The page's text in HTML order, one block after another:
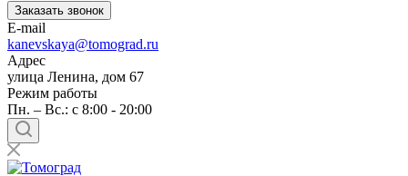
Заказать звонок
E-mail
kanevskaya@tomograd.ru
Адрес
улица Ленина, дом 67
Режим работы
Пн. – Вс.: c 8:00 - 20:00